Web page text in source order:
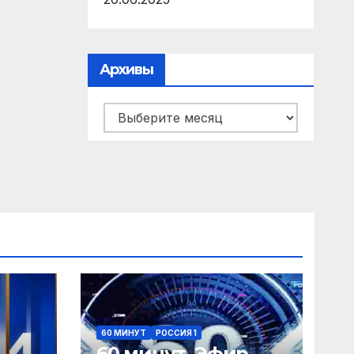
Архивы
Архивы
60 МИНУТ РОССИЯ 1